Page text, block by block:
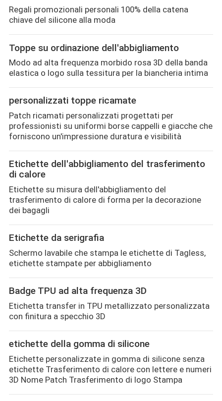
Regali promozionali personali 100% della catena
chiave del silicone alla moda
Toppe su ordinazione dell'abbigliamento
Modo ad alta frequenza morbido rosa 3D della banda
elastica o logo sulla tessitura per la biancheria intima
personalizzati toppe ricamate
Patch ricamati personalizzati progettati per
professionisti su uniformi borse cappelli e giacche che
forniscono un'impressione duratura e visibilità
Etichette dell'abbigliamento del trasferimento
di calore
Etichette su misura dell'abbigliamento del
trasferimento di calore di forma per la decorazione
dei bagagli
Etichette da serigrafia
Schermo lavabile che stampa le etichette di Tagless,
etichette stampate per abbigliamento
Badge TPU ad alta frequenza 3D
Etichetta transfer in TPU metallizzato personalizzata
con finitura a specchio 3D
etichette della gomma di silicone
Etichette personalizzate in gomma di silicone senza
etichette Trasferimento di calore con lettere e numeri
3D Nome Patch Trasferimento di logo Stampa